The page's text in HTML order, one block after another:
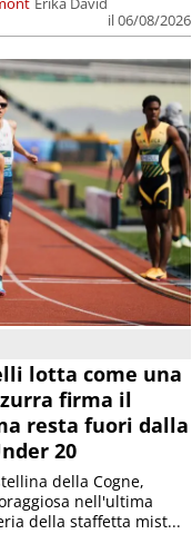
il 06/08/2026
lotta come una
firma il
resta fuori dalla
20
della Cogne,
nell'ultima
della staffetta mist...